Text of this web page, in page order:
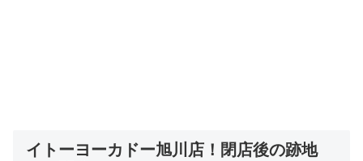
イトーヨーカドー旭川店！閉店後の跡地